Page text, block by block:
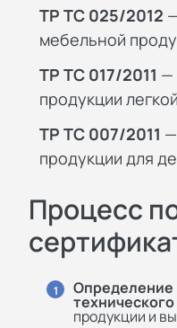
ТР ТС 025/2012
мебельной
ТР ТС 017/2011 —
продукции
ТР ТС 007/2011
продукции для
Процесс
1
продукции и